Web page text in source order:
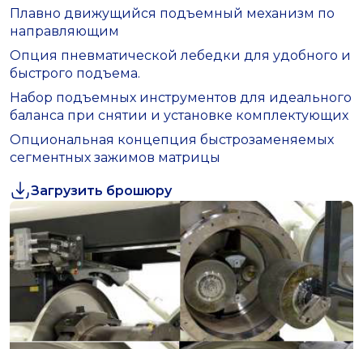
Плавно движущийся подъемный механизм по
направляющим
Опция пневматической лебедки для удобного и
быстрого подъема.
Набор подъемных инструментов для идеального
баланса при снятии и установке комплектующих
Опциональная концепция быстрозаменяемых
сегментных зажимов матрицы
Загрузить брошюру